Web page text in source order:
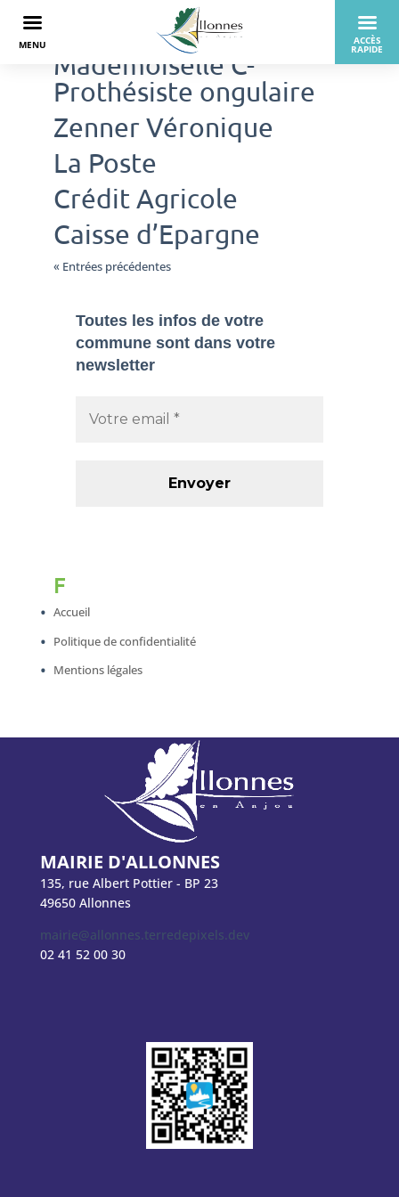
Mademoiselle C-
Prothésiste ongulaire
Zenner Véronique
La Poste
Crédit Agricole
Caisse d’Epargne
« Entrées précédentes
Toutes les infos de votre
commune sont dans votre
newsletter
F
Accueil
Politique de confidentialité
Mentions légales
MAIRIE D'ALLONNES
135, rue Albert Pottier - BP 23
49650 Allonnes
mairie@allonnes.terredepixels.dev
02 41 52 00 30